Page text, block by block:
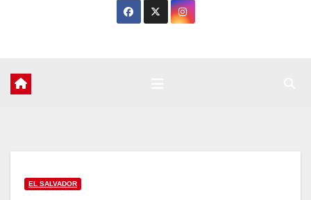
EL SALVADOR